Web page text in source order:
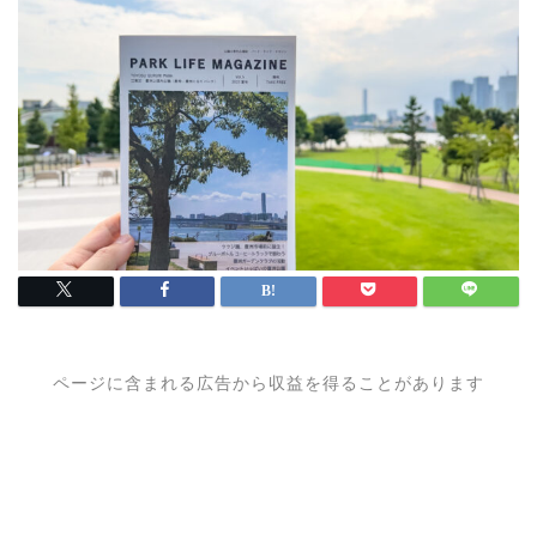
ページに含まれる広告から収益を得ることがあります